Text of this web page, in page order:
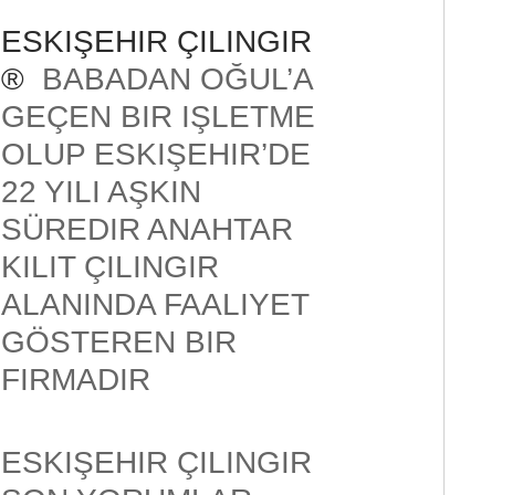
ESKIŞEHIR ÇILINGIR
® BABADAN OĞUL’A
GEÇEN BIR IŞLETME
OLUP ESKIŞEHIR’DE
22 YILI AŞKIN
SÜREDIR ANAHTAR
KILIT ÇILINGIR
ALANINDA FAALIYET
GÖSTEREN BIR
FIRMADIR
ESKIŞEHIR ÇILINGIR